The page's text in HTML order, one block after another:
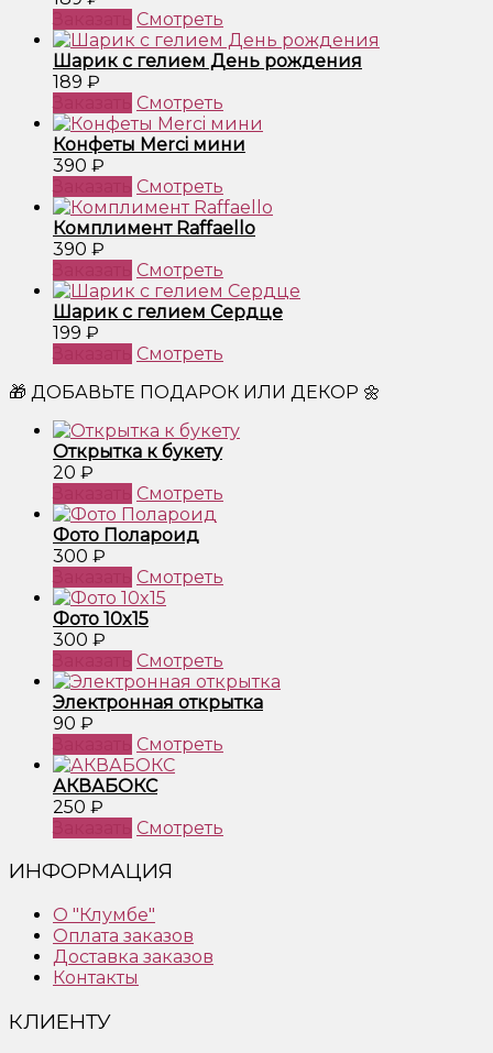
Смотреть
Шарик с гелием День рождения
189 ₽
Смотреть
Конфеты Merci мини
390 ₽
Смотреть
Комплимент Raffaello
390 ₽
Смотреть
Шарик с гелием Сердце
199 ₽
Смотреть
🎁 ДОБАВЬТЕ ПОДАРОК ИЛИ ДЕКОР 🌼
Открытка к букету
20 ₽
Смотреть
Фото Полароид
300 ₽
Смотреть
Фото 10x15
300 ₽
Смотреть
Электронная открытка
90 ₽
Смотреть
АКВАБОКС
250 ₽
Смотреть
ИНФОРМАЦИЯ
О "Клумбе"
Оплата заказов
Доставка заказов
Контакты
КЛИЕНТУ